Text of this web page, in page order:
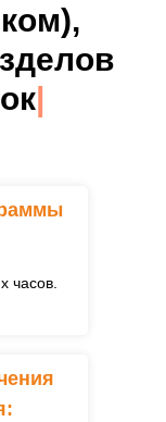
|
часов.